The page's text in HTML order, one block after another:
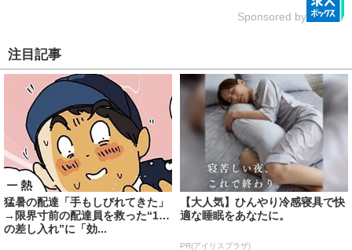
Sponsored by
注目記事
猛暑の配達「手もしびれてきた」
→限界寸前の配達員を救った“1つ
の差し入れ”に「効...
【大人気】ひんやり冷感寝具で快
適な睡眠をあなたに。
PR(アイリスプラザ)